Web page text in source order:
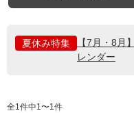
夏休み特集
【7月・8月
レンダー
全1件中1〜1件